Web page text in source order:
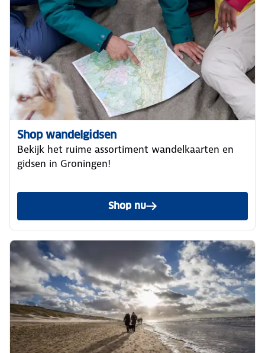
Shop wandelgidsen
Bekijk het ruime assortiment wandelkaarten en
gidsen in Groningen!
Shop nu